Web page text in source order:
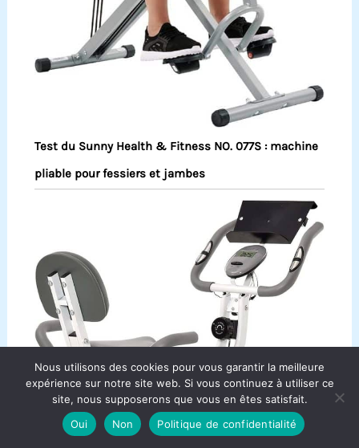
Test du Sunny Health & Fitness NO. 077S : machine
pliable pour fessiers et jambes
Nous utilisons des cookies pour vous garantir la meilleure
expérience sur notre site web. Si vous continuez à utiliser ce
site, nous supposerons que vous en êtes satisfait.
Oui
Non Politique de confidentialité